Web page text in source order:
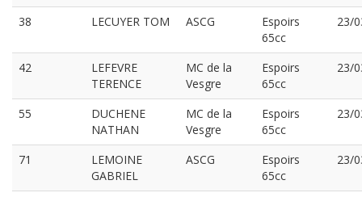
38 LECUYER TOM ASCG
Espoirs
65cc
23/
42
LEFEVRE
TERENCE
MC de la
Vesgre
Espoirs
65cc
23/
55
DUCHENE
NATHAN
MC de la
Vesgre
Espoirs
65cc
23/
71
LEMOINE
GABRIEL
ASCG
Espoirs
65cc
23/